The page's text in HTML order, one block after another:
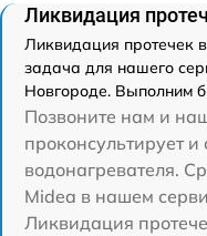
Ликвидация
Ликвидация протечек
задача для нашего
Новгороде. Выполним
Позвоните нам и
проконсультирует и
водонагревателя.
Midea в нашем
Ликвидация